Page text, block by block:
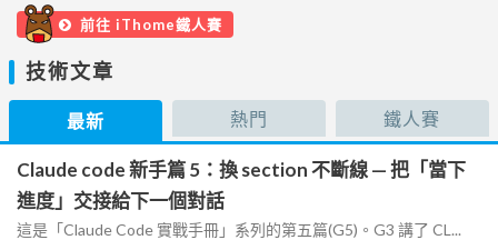
前往 iThome鐵人賽
技術文章
最新 熱門 鐵人賽
Claude code 新手篇 5：換 section 不斷線 — 把「當下
進度」交接給下一個對話
這是「Claude Code 實戰手冊」系列的第五篇(G5)。G3 講了 CL...